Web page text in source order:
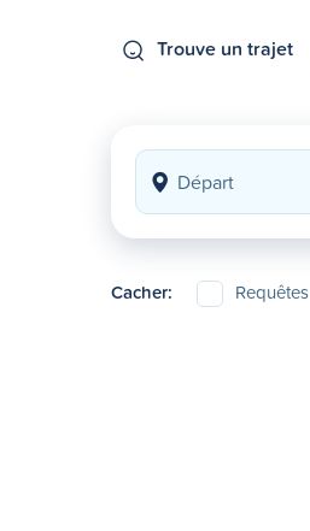
Trouve un trajet
Cacher: Requêtes